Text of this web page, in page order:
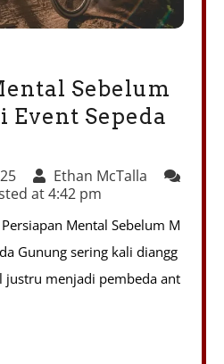
Sebelum
Event Sepeda
Ethan McTalla
at4:42 pm
Mental Sebelum M
Gunung sering kali diangg
justru menjadi pembeda ant